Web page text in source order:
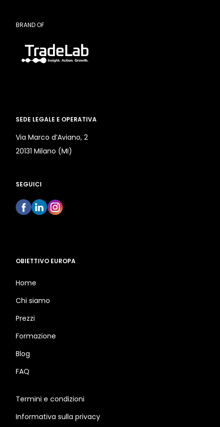
BRAND OF
SEDE LEGALE E OPERATIVA
Via Marco d’Aviano, 2
20131 Milano (MI)
SEGUICI
OBIETTIVO EUROPA
Home
Chi siamo
Prezzi
Formazione
Blog
FAQ
Termini e condizioni
Informativa sulla privacy